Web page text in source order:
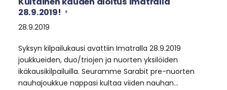
28.9.2019!
28.9.2019
Syksyn kilpailukausi avattiin Imatralla 28.9.2019
joukkueiden, duo/triojen ja nuorten yksilöiden
ikäkausikilpailuilla. Seuramme Sarabit pre-nuorten
nauhajoukkue nappasi kultaa viiden nauhan…